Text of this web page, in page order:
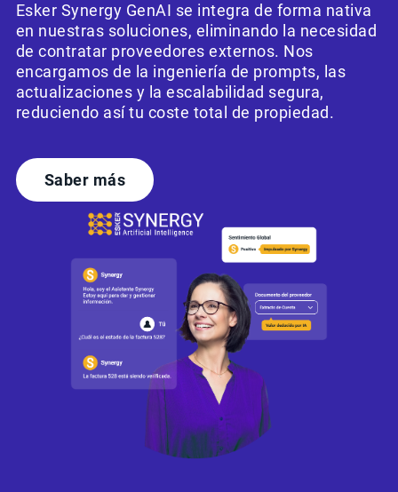
Esker Synergy GenAI se integra de forma nativa
en nuestras soluciones, eliminando la necesidad
de contratar proveedores externos. Nos
encargamos de la ingeniería de prompts, las
actualizaciones y la escalabilidad segura,
reduciendo así tu coste total de propiedad.
Saber más